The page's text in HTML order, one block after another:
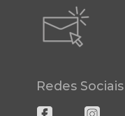
Redes Sociais